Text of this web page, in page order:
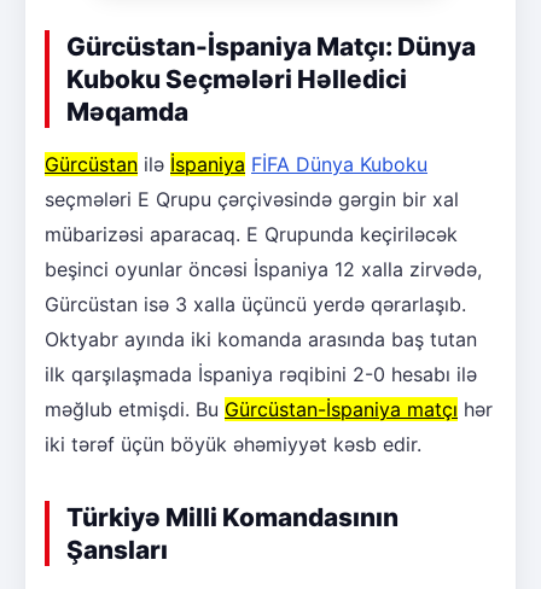
Gürcüstan-İspaniya Matçı: Dünya
Kuboku Seçmələri Həlledici
Məqamda
Gürcüstan ilə İspaniya FİFA Dünya Kuboku
seçmələri E Qrupu çərçivəsində gərgin bir xal
mübarizəsi aparacaq. E Qrupunda keçiriləcək
beşinci oyunlar öncəsi İspaniya 12 xalla zirvədə,
Gürcüstan isə 3 xalla üçüncü yerdə qərarlaşıb.
Oktyabr ayında iki komanda arasında baş tutan
ilk qarşılaşmada İspaniya rəqibini 2-0 hesabı ilə
məğlub etmişdi. Bu Gürcüstan-İspaniya matçı hər
iki tərəf üçün böyük əhəmiyyət kəsb edir.
Türkiyə Milli Komandasının
Şansları